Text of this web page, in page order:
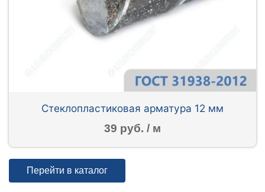
Стеклопластиковая арматура 12 мм
39 руб. / м
Перейти в каталог